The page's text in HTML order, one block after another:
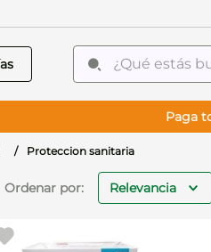
¿Qué estás
Paga
Proteccion sanitaria
Relevancia